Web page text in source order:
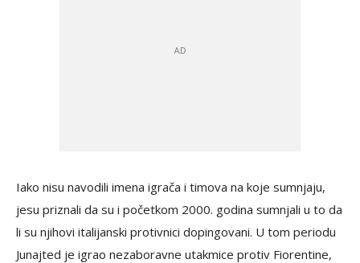
Iako nisu navodili imena igrača i timova na koje sumnjaju,
jesu priznali da su i početkom 2000. godina sumnjali u to da
li su njihovi italijanski protivnici dopingovani. U tom periodu
Junajted je igrao nezaboravne utakmice protiv Fiorentine,